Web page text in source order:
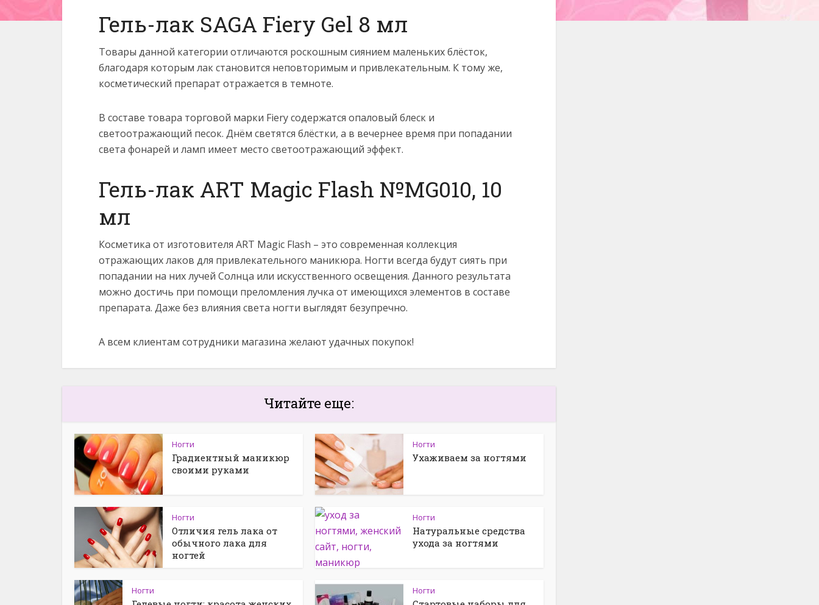
Гель-лак SAGA Fiery Gel 8 мл
Товары данной категории отличаются роскошным сиянием маленьких блёсток,
благодаря которым лак становится неповторимым и привлекательным. К тому же,
косметический препарат отражается в темноте.
В составе товара торговой марки Fiery содержатся опаловый блеск и
светоотражающий песок. Днём светятся блёстки, а в вечернее время при попадании
света фонарей и ламп имеет место светоотражающий эффект.
Гель-лак ART Magic Flash №MG010, 10
мл
Косметика от изготовителя ART Magic Flash – это современная коллекция
отражающих лаков для привлекательного маникюра. Ногти всегда будут сиять при
попадании на них лучей Солнца или искусственного освещения. Данного результата
можно достичь при помощи преломления лучка от имеющихся элементов в составе
препарата. Даже без влияния света ногти выглядят безупречно.
А всем клиентам сотрудники магазина желают удачных покупок!
Читайте еще:
Ногти
Градиентный маникюр
своими руками
Ногти
Ухаживаем за ногтями
Ногти
Отличия гель лака от
обычного лака для
ногтей
Ногти
Натуральные средства
ухода за ногтями
Ногти Ногти